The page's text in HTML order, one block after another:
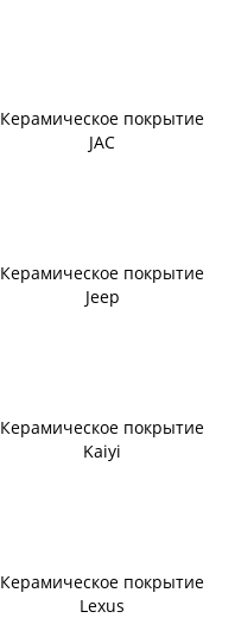
Керамическое покрытие
JAC
Керамическое покрытие
Jeep
Керамическое покрытие
Kaiyi
Керамическое покрытие
Lexus